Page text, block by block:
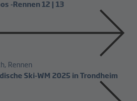
-Rennen 12 | 13
Rennen
Ski-WM 2025 in Trondheim